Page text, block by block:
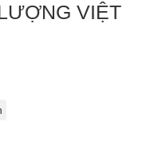
VIỆT